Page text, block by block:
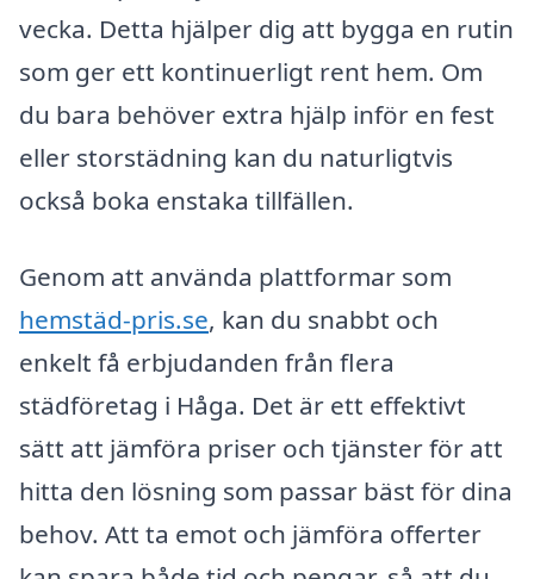
vecka. Detta hjälper dig att bygga en rutin
som ger ett kontinuerligt rent hem. Om
du bara behöver extra hjälp inför en fest
eller storstädning kan du naturligtvis
också boka enstaka tillfällen.
Genom att använda plattformar som
hemstäd-pris.se, kan du snabbt och
enkelt få erbjudanden från flera
städföretag i Håga. Det är ett effektivt
sätt att jämföra priser och tjänster för att
hitta den lösning som passar bäst för dina
behov. Att ta emot och jämföra offerter